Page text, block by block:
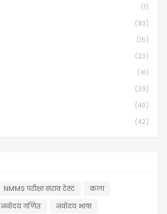
(1)
(83)
(15)
(23)
(41)
(39)
(40)
(42)
NMMS परीक्षा सराव टेस्ट
कला
नवोदय गणित
नवोदय भाषा